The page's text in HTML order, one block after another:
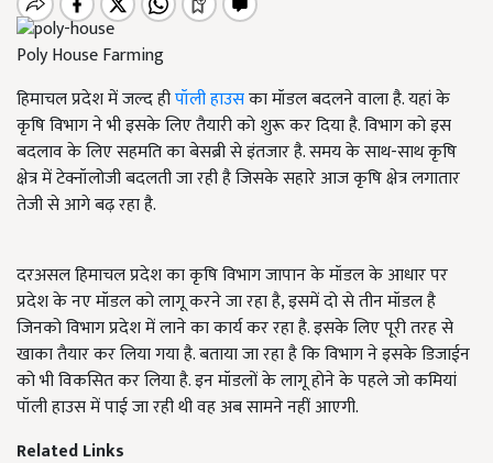
Poly House Farming
हिमाचल प्रदेश में जल्द हीपॉली हाउसका मॉडल बदलने वाला है. यहां के
कृषि विभाग ने भी इसके लिए तैयारी को शुरू कर दिया है. विभाग को इस
बदलाव के लिए सहमति का बेसब्री से इंतजार है. समय के साथ-साथ कृषि
क्षेत्र में टेक्नॉलोजी बदलती जा रही है जिसके सहारे आज कृषि क्षेत्र लगातार
तेजी से आगे बढ़ रहा है.
दरअसल हिमाचल प्रदेश का कृषि विभाग जापान के मॉडल के आधार पर
प्रदेश के नए मॉडल को लागू करने जा रहा है, इसमें दो से तीन मॉडल है
जिनको विभाग प्रदेश में लाने का कार्य कर रहा है. इसके लिए पूरी तरह से
खाका तैयार कर लिया गया है. बताया जा रहा है कि विभाग ने इसके डिजाईन
को भी विकसित कर लिया है. इन मॉडलों के लागू होने के पहले जो कमियां
पॉली हाउस में पाई जा रही थी वह अब सामने नहीं आएगी.
Related Links